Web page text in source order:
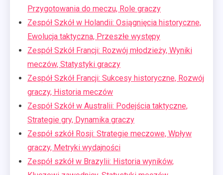
Przygotowania do meczu, Role graczy
Zespół Szkół w Holandii: Osiągnięcia historyczne,
Ewolucja taktyczna, Przeszłe występy
Zespół Szkół Francji: Rozwój młodzieży, Wyniki
meczów, Statystyki graczy
Zespół Szkół Francji: Sukcesy historyczne, Rozwój
graczy, Historia meczów
Zespół Szkół w Australii: Podejścia taktyczne,
Strategie gry, Dynamika graczy
Zespół szkół Rosji: Strategie meczowe, Wpływ
graczy, Metryki wydajności
Zespół szkół w Brazylii: Historia wyników,